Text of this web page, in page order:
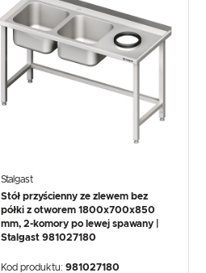
Stalgast
Stół przyścienny ze zlewem bez
półki z otworem 1800x700x850
mm, 2-komory po lewej spawany |
Stalgast 981027180
Kod produktu: 981027180